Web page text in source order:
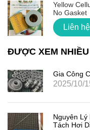
Yellow
No Gasket
Liên hệ
ĐƯỢC XEM NHIỀU
Gia Công
2025/10/
Nguyên
Tách Hơi